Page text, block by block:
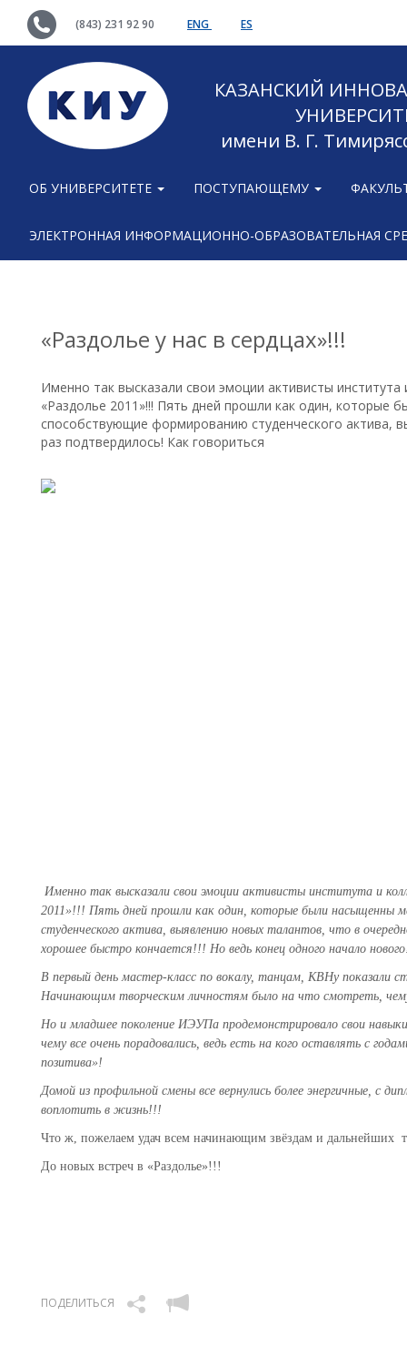
(843) 231 92 90 ENG ES
КАЗАНСКИЙ
имени В. Г.
ОБ УНИВЕРСИТЕТЕ ПОСТУПАЮЩЕМУ
ЭЛЕКТРОННАЯ ИНФОРМАЦИОННО-ОБРАЗОВАТЕЛЬНАЯ
«Раздолье у нас в сердцах»!!!
Именно так высказали свои эмоции активисты
«Раздолье 2011»!!! Пять дней прошли как один, которые
способствующие формированию студенческого актива,
раз подтвердилось! Как говориться
Именно так высказали свои эмоции активисты института и
2011»!!! Пять дней прошли как один, которые были насыщенны
студенческого актива, выявлению новых талантов, что в
хорошее быстро кончается!!! Но ведь конец одного начало
В первый день мастер-класс по вокалу, танцам, КВНу показали
Начинающим творческим личностям было на что смотреть,
Но и младшее поколение ИЭУПа продемонстрировало свои
чему все очень порадовались, ведь есть на кого оставлять с
позитива»!
Домой из профильной смены все вернулись более энергичные, с
воплотить в жизнь!!!
Что ж, пожелаем удач всем начинающим звёздам и дальнейших
До новых встреч в «Раздолье»!!!
ПОДЕЛИТЬСЯ